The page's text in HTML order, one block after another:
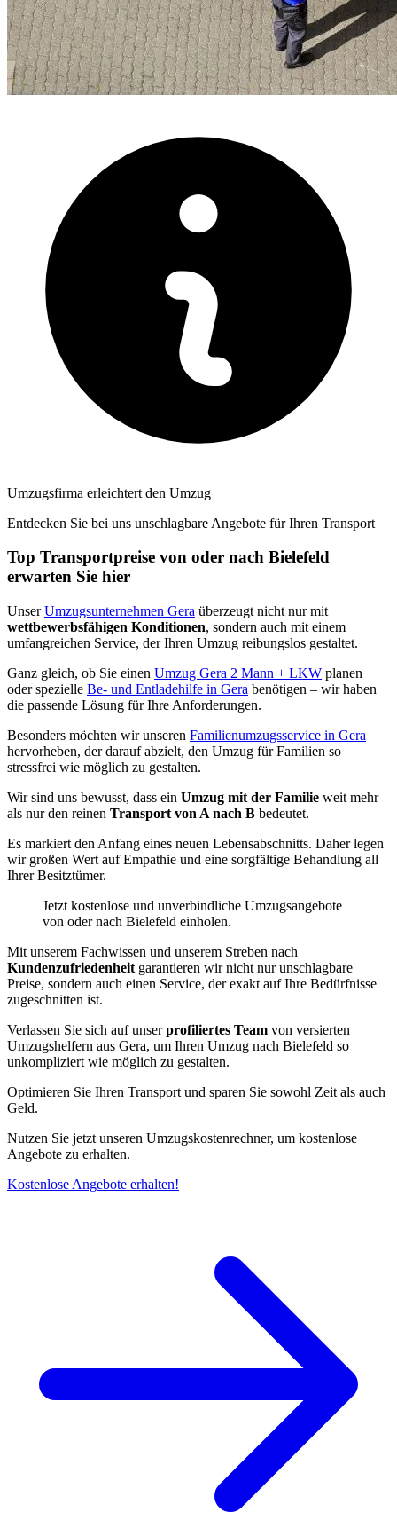
Umzugsfirma erleichtert den Umzug
Entdecken Sie bei uns unschlagbare Angebote für Ihren Transport
Top Transportpreise von oder nach Bielefeld
erwarten Sie hier
UnserUmzugsunternehmen Gera überzeugt nicht nur mit
wettbewerbsfähigen Konditionen, sondern auch mit einem
umfangreichen Service, der Ihren Umzug reibungslos gestaltet.
Ganz gleich, ob Sie einen Umzug Gera 2 Mann + LKW planen
oder spezielle Be- und Entladehilfe in Gera benötigen – wir haben
die passende Lösung für Ihre Anforderungen.
Besonders möchten wir unseren Familienumzugsservice in Gera
hervorheben, der darauf abzielt, den Umzug für Familien so
stressfrei wie möglich zu gestalten.
Wir sind uns bewusst, dass ein Umzug mit der Familie weit mehr
als nur den reinen Transport von A nach B bedeutet.
Es markiert den Anfang eines neuen Lebensabschnitts. Daher legen
wir großen Wert auf Empathie und eine sorgfältige Behandlung all
Ihrer Besitztümer.
Jetzt kostenlose und unverbindliche Umzugsangebote
von oder nach Bielefeld einholen.
Mit unserem Fachwissen und unserem Streben nach
Kundenzufriedenheit garantieren wir nicht nur unschlagbare
Preise, sondern auch einen Service, der exakt auf Ihre Bedürfnisse
zugeschnitten ist.
Verlassen Sie sich auf unserprofiliertes Team von versierten
Umzugshelfern aus Gera, um Ihren Umzug nach Bielefeld so
unkompliziert wie möglich zu gestalten.
Optimieren Sie Ihren Transport und sparen Sie sowohl Zeit als auch
Geld.
Nutzen Sie jetzt unseren Umzugskostenrechner, um kostenlose
Angebote zu erhalten.
Kostenlose Angebote erhalten!